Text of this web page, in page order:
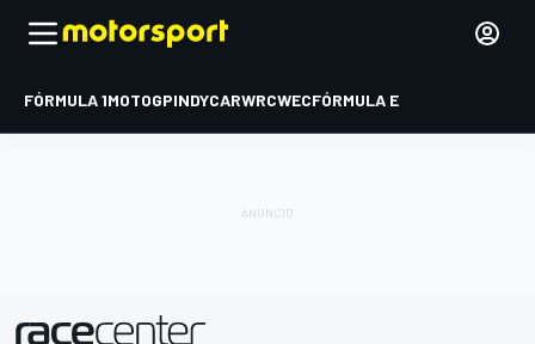
FÓRMULA 1MOTOGPINDYCARWRCWECFÓRMULA E